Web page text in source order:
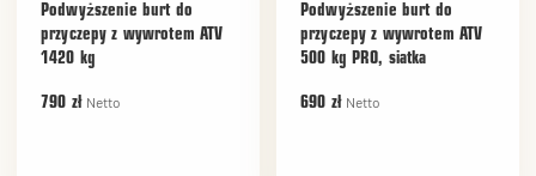
Podwyższenie burt do
przyczepy z wywrotem ATV
1420 kg
790 zł Netto
Podwyższenie burt do
przyczepy z wywrotem ATV
500 kg PRO, siatka
690 zł Netto